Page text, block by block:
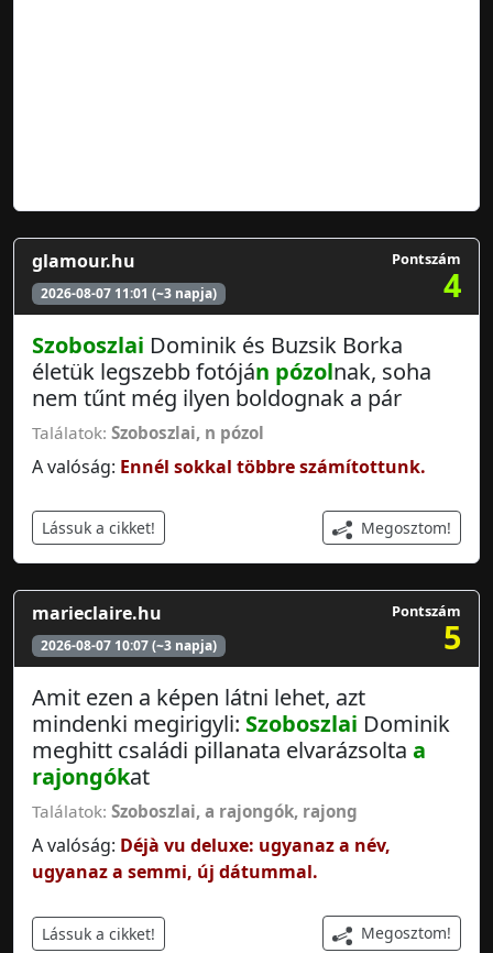
glamour.hu
2026-08-07 11:01 (~3 napja)
Pontszám
4
Szoboszlai Dominik és Buzsik Borka
életük legszebb fotóján pózolnak, soha
nem tűnt még ilyen boldognak a pár
Találatok: Szoboszlai, n pózol
A valóság: Ennél sokkal többre számítottunk.
Lássuk a cikket! Megosztom!
marieclaire.hu
2026-08-07 10:07 (~3 napja)
Pontszám
5
Amit ezen a képen látni lehet, azt
mindenki megirigyli: Szoboszlai Dominik
meghitt családi pillanata elvarázsolta a
rajongókat
Találatok: Szoboszlai, a rajongók, rajong
A valóság: Déjà vu deluxe: ugyanaz a név,
ugyanaz a semmi, új dátummal.
Lássuk a cikket! Megosztom!